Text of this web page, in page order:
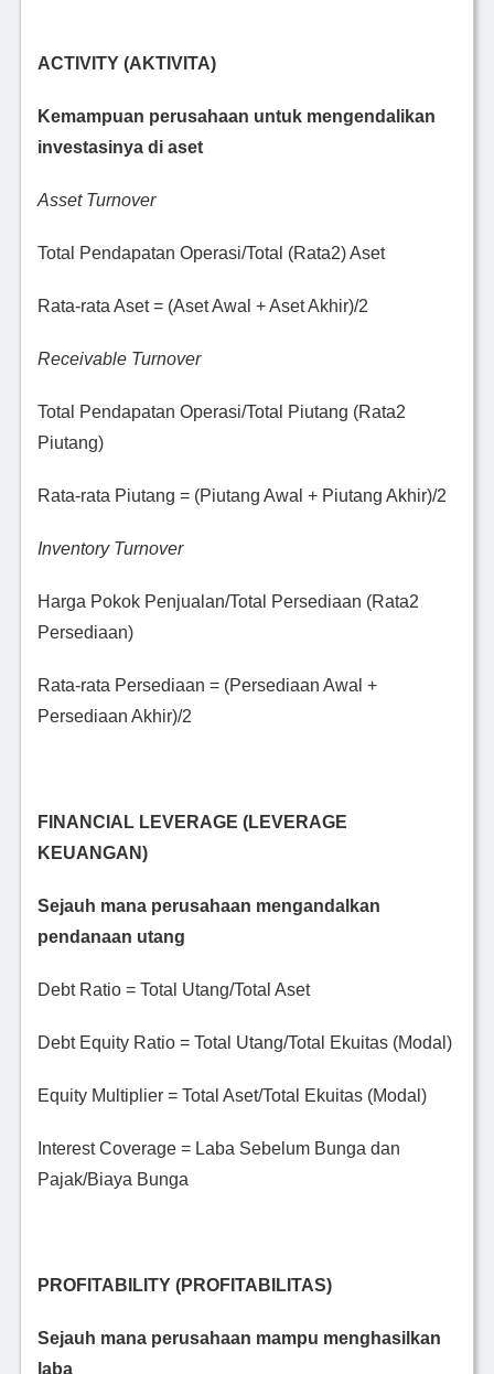
ACTIVITY (AKTIVITA)
Kemampuan perusahaan untuk mengendalikan
investasinya di aset
Asset Turnover
Total Pendapatan Operasi/Total (Rata2) Aset
Rata-rata Aset = (Aset Awal + Aset Akhir)/2
Receivable Turnover
Total Pendapatan Operasi/Total Piutang (Rata2
Piutang)
Rata-rata Piutang = (Piutang Awal + Piutang Akhir)/2
Inventory Turnover
Harga Pokok Penjualan/Total Persediaan (Rata2
Persediaan)
Rata-rata Persediaan = (Persediaan Awal +
Persediaan Akhir)/2
FINANCIAL LEVERAGE (LEVERAGE
KEUANGAN)
Sejauh mana perusahaan mengandalkan
pendanaan utang
Debt Ratio = Total Utang/Total Aset
Debt Equity Ratio = Total Utang/Total Ekuitas (Modal)
Equity Multiplier = Total Aset/Total Ekuitas (Modal)
Interest Coverage = Laba Sebelum Bunga dan
Pajak/Biaya Bunga
PROFITABILITY (PROFITABILITAS)
Sejauh mana perusahaan mampu menghasilkan
laba